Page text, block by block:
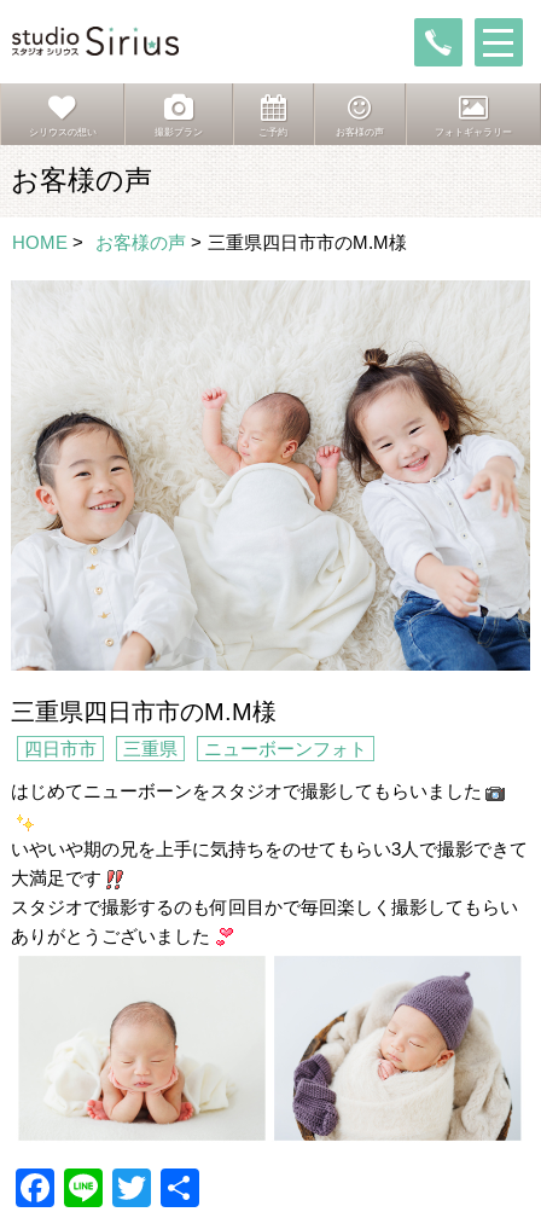
シリウスの想い 撮影プラン ご予約 お客様の声 フォトギャラリー
お客様の声
HOME > お客様の声 > 三重県四日市市のM.M様
三重県四日市市のM.M様
四日市市 三重県 ニューボーンフォト
はじめてニューボーンをスタジオで撮影してもらいました
いやいや期の兄を上手に気持ちをのせてもらい3人で撮影できて
大満足です
スタジオで撮影するのも何回目かで毎回楽しく撮影してもらい
ありがとうございました
F
Li
T